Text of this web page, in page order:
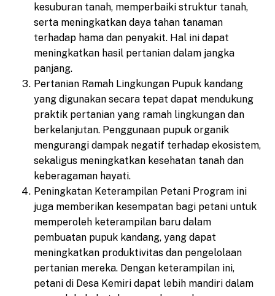
kesuburan tanah, memperbaiki struktur tanah,
serta meningkatkan daya tahan tanaman
terhadap hama dan penyakit. Hal ini dapat
meningkatkan hasil pertanian dalam jangka
panjang.
Pertanian Ramah Lingkungan Pupuk kandang
yang digunakan secara tepat dapat mendukung
praktik pertanian yang ramah lingkungan dan
berkelanjutan. Penggunaan pupuk organik
mengurangi dampak negatif terhadap ekosistem,
sekaligus meningkatkan kesehatan tanah dan
keberagaman hayati.
Peningkatan Keterampilan Petani Program ini
juga memberikan kesempatan bagi petani untuk
memperoleh keterampilan baru dalam
pembuatan pupuk kandang, yang dapat
meningkatkan produktivitas dan pengelolaan
pertanian mereka. Dengan keterampilan ini,
petani di Desa Kemiri dapat lebih mandiri dalam